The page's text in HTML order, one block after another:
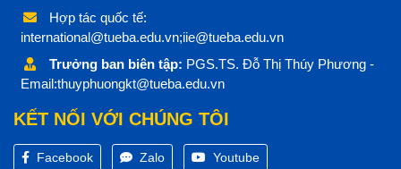
Hợp tác quốc tế:
international@tueba.edu.vn;iie@tueba.edu.vn
Trưởng ban biên tập: PGS.TS. Đỗ Thị Thúy Phương -
Email:thuyphuongkt@tueba.edu.vn
KẾT NỐI VỚI CHÚNG TÔI
Facebook Zalo Youtube